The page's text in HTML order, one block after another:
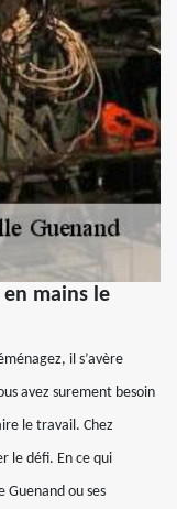
mains le
il s’avère
avez surement besoin
le travail. Chez
le défi. En ce qui
Guenand ou ses